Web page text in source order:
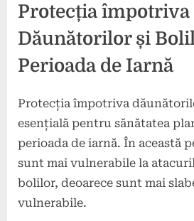
Protecția împotriva
Dăunătorilor și
Perioada de Iarnă
Protecția împotriva
esențială pentru sănătatea
perioada de iarnă. În această
sunt mai vulnerabile la
bolilor, deoarece sunt mai
vulnerabile.